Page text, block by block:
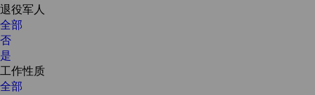
退役军人
全部
否
是
工作性质
全部